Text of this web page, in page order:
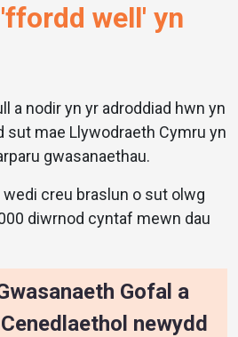
well' yn
a nodir yn yr adroddiad hwn yn
sut mae Llywodraeth Cymru yn
gwasanaethau.
creu braslun o sut olwg
diwrnod cyntaf mewn dau
Gofal a
newydd